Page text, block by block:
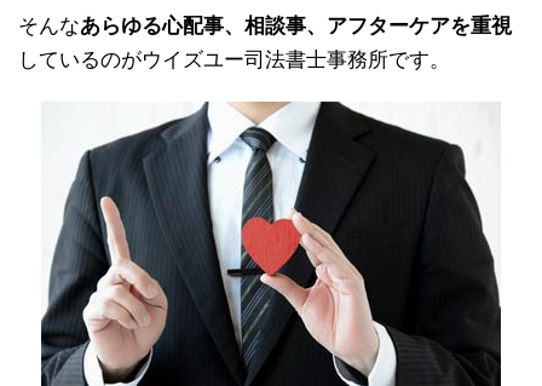
そんなあらゆる心配事、相談事、アフターケアを重視
しているのがウイズユー司法書士事務所です。